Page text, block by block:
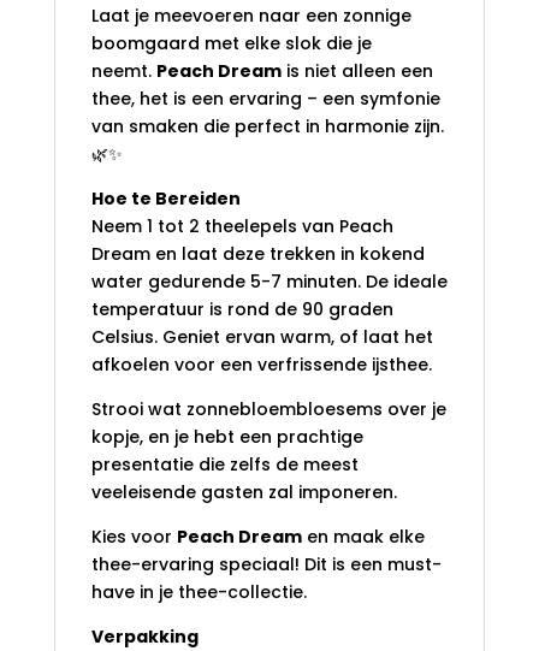
Laat je meevoeren naar een zonnige
boomgaard met elke slok die je
neemt. Peach Dreamis niet alleen een
thee, het is een ervaring – een symfonie
van smaken die perfect in harmonie zijn.
🌿✨
Hoe te Bereiden
Neem 1 tot 2 theelepels van Peach
Dream en laat deze trekken in kokend
water gedurende 5-7 minuten. De ideale
temperatuur is rond de 90 graden
Celsius. Geniet ervan warm, of laat het
afkoelen voor een verfrissende ijsthee.
Strooi wat zonnebloembloesems over je
kopje, en je hebt een prachtige
presentatie die zelfs de meest
veeleisende gasten zal imponeren.
Kies voor Peach Dreamen maak elke
thee-ervaring speciaal! Dit is een must-
have in je thee-collectie.
Verpakking